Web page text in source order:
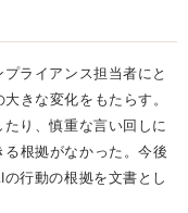
ライアンス担当者にと
きな変化をもたらす。
り、慎重な言い回しに
根拠がなかった。今後
行動の根拠を文書とし